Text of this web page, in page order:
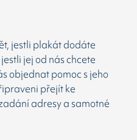
jestli plakát dodáte
jej od nás chcete
objednat pomoc s jeho
přejít ke
adresy a samotné